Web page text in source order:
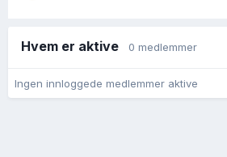
Hvem er aktive 0 medlemmer
Ingen innloggede medlemmer aktive